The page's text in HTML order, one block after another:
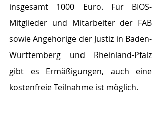
insgesamt 1000 Euro. Für BIOS-
Mitglieder und Mitarbeiter der FAB
sowie Angehörige der Justiz in Baden-
Württemberg und Rheinland-Pfalz
gibt es Ermäßigungen, auch eine
kostenfreie Teilnahme ist möglich.